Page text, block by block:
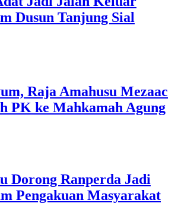
Dusun Tanjung Sial
Raja Amahusu Mezaac
PK ke Mahkamah Agung
Dorong Ranperda Jadi
Pengakuan Masyarakat